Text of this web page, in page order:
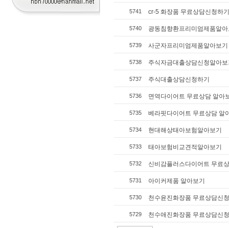
5741 cr-5 화장품 무료상담신청하기
5740 광동침향환프리미엄제품알
5739 사군자프리미엄제품알아보기
5738 주식자금대출상담신청알아
5737 주식대출상담신청하기
5736 면역다이어트 무료상담 알아
5735 베라핏다이어트 무료상담 알
5734 현대해상태아보험알아보기
5733 태아보험비교견적알아보기
5732 신비감플러스다이어트 무료
5731 아이커제품 알아보기
5730 천수윤진화장품 무료상담신
5729 천수애진화장품 무료상담신